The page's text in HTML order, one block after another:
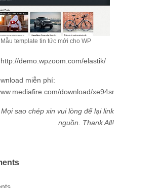
Mẫu template tin tức mới cho WP
demo.wpzoom.com/elastik/
miễn phí:
download/xe94sn3puo61ig9/
Mọi sao chép xin vui lòng để lại link
nguồn. Thank All!